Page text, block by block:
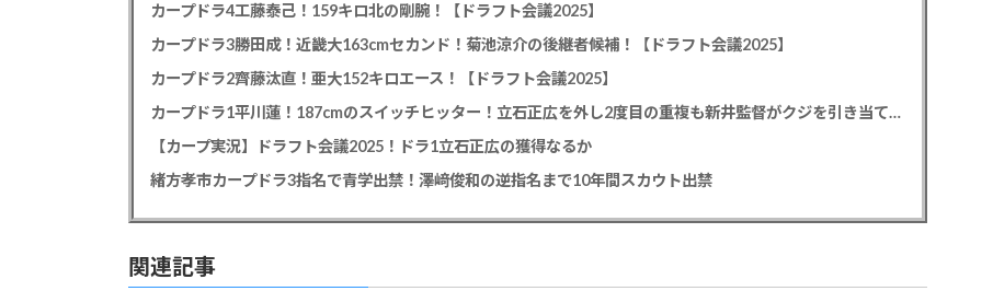
カープドラ4工藤泰己！159キロ北の剛腕！【ドラフト会議2025】
カープドラ3勝田成！近畿大163cmセカンド！菊池涼介の後継者候補！【ドラフト会議2025】
カープドラ2齊藤汰直！亜大152キロエース！【ドラフト会議2025】
カープドラ1平川蓮！187cmのスイッチヒッター！立石正広を外し2度目の重複も新井監督がクジを引き当てる！【ドラフト会議2025】
【カープ実況】ドラフト会議2025！ドラ1立石正広の獲得なるか
緒方孝市カープドラ3指名で青学出禁！澤﨑俊和の逆指名まで10年間スカウト出禁
関連記事